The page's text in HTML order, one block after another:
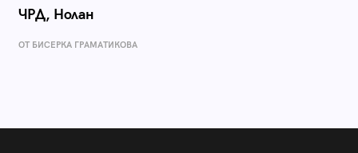
ЧРД, Нолан
ОТ БИСЕРКА ГРАМАТИКОВА